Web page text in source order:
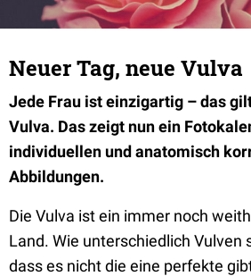
Neuer Tag, neue Vulva
Jede Frau ist einzigartig – das
Vulva. Das zeigt nun ein
individuellen und anatomisch
Abbildungen.
Die Vulva ist ein immer noch
Land. Wie unterschiedlich Vulven
dass es nicht die eine perfekte